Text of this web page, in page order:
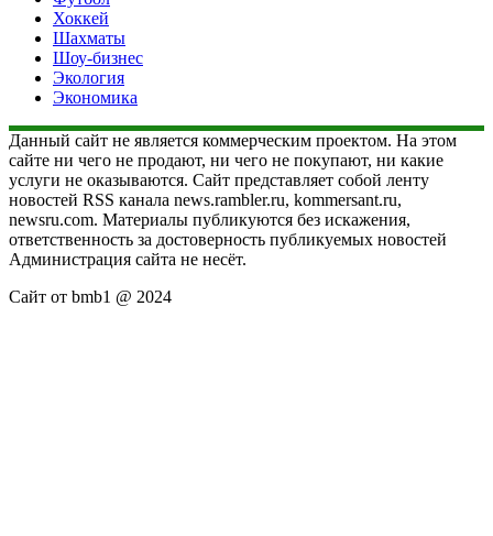
Хоккей
Шахматы
Шоу-бизнес
Экология
Экономика
Данный сайт не является коммерческим проектом. На этом
сайте ни чего не продают, ни чего не покупают, ни какие
услуги не оказываются. Сайт представляет собой ленту
новостей RSS канала news.rambler.ru, kommersant.ru,
newsru.com. Материалы публикуются без искажения,
ответственность за достоверность публикуемых новостей
Администрация сайта не несёт.
Сайт от bmb1 @ 2024